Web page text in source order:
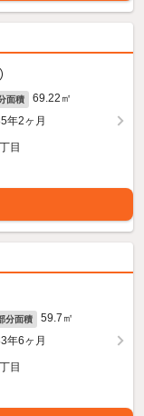
面積 69.22㎡
年2ヶ月
目
分面積 59.7㎡
年6ヶ月
目